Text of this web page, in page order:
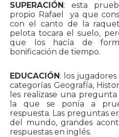
SUPERACIÓN: esta
propio Rafael ya que
con el canto de la
pelota tocara el suelo,
que los hacía de
bonificación de tiempo.
EDUCACIÓN: los
categorías Geografía,
les realizase una
la que se ponía a
respuesta. Las preguntas
del mundo, grandes
respuestas en inglés.